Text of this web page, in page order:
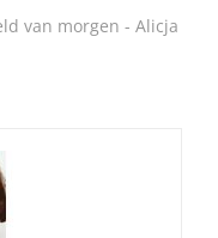
van morgen - Alicja